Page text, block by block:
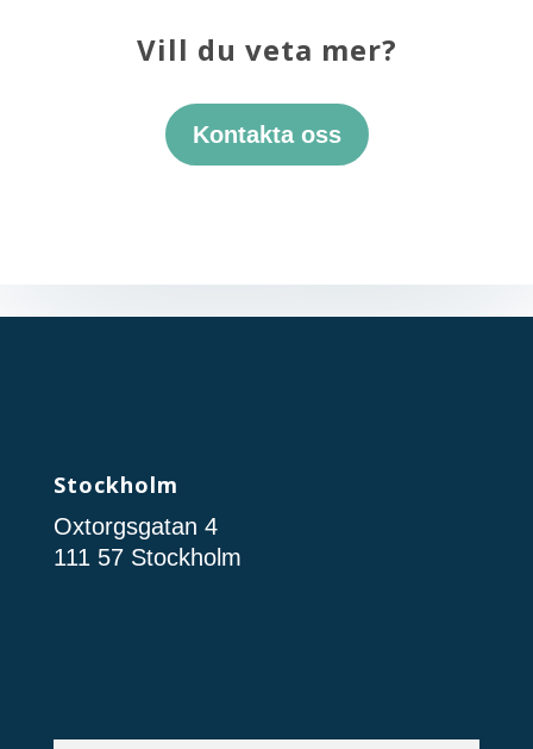
Vill du veta mer?
Kontakta oss
Stockholm
Oxtorgsgatan 4
111 57 Stockholm